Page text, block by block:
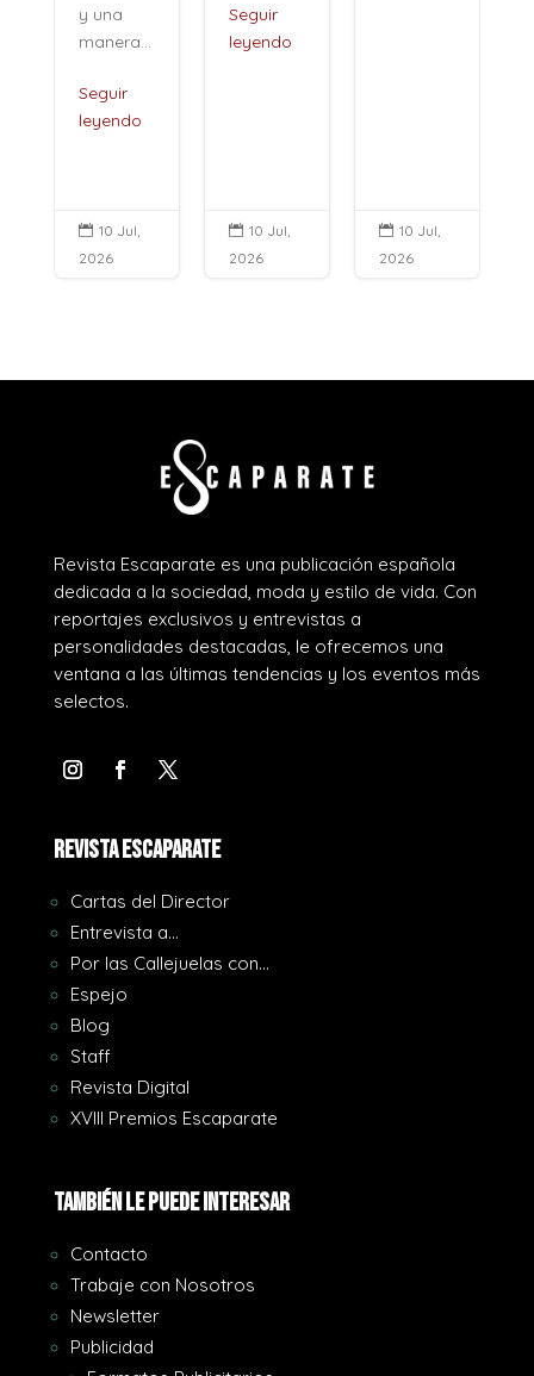
y una
manera...
Seguir
leyendo
 10 Jul,
2026
Seguir
leyendo
 10 Jul,
2026
 10 Jul,
2026
Revista Escaparate es una publicación española
dedicada a la sociedad, moda y estilo de vida. Con
reportajes exclusivos y entrevistas a
personalidades destacadas, le ofrecemos una
ventana a las últimas tendencias y los eventos más
selectos.
REVISTA ESCAPARATE
Cartas del Director
Entrevista a…
Por las Callejuelas con…
Espejo
Blog
Staff
Revista Digital
XVIII Premios Escaparate
También le puede interesar
Contacto
Trabaje con Nosotros
Newsletter
Publicidad